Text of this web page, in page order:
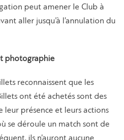
peut amener le Club à
aller jusqu’à l’annulation du
photographie
reconnaissent que les
ont été achetés sont des
leur présence et leurs actions
se déroule un match sont de
ils n’auront aucune